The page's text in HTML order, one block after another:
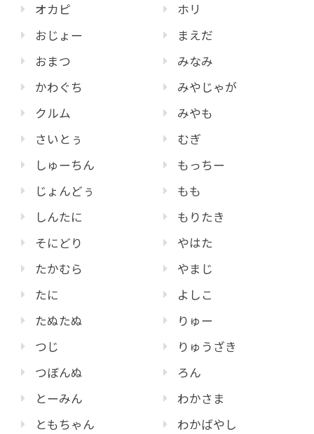
オカピ
おじょー
おまつ
かわぐち
クルム
さいとぅ
しゅーちん
じょんどぅ
しんたに
そにどり
たかむら
たに
たぬたぬ
つじ
つぼんぬ
とーみん
ともちゃん
ホリ
まえだ
みなみ
みやじゃが
みやも
むぎ
もっちー
もも
もりたき
やはた
やまじ
よしこ
りゅー
りゅうざき
ろん
わかさま
わかばやし